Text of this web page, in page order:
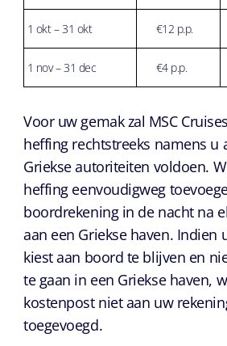
1 okt – 31 okt €12 p.p.
1 nov – 31 dec €4 p.p.
Voor uw gemak zal MSC
heffing rechtstreeks namens u
Griekse autoriteiten voldoen.
heffing eenvoudigweg
boordrekening in de nacht na
aan een Griekse haven. Indien
kiest aan boord te blijven en
te gaan in een Griekse haven,
kostenpost niet aan uw
toegevoegd.